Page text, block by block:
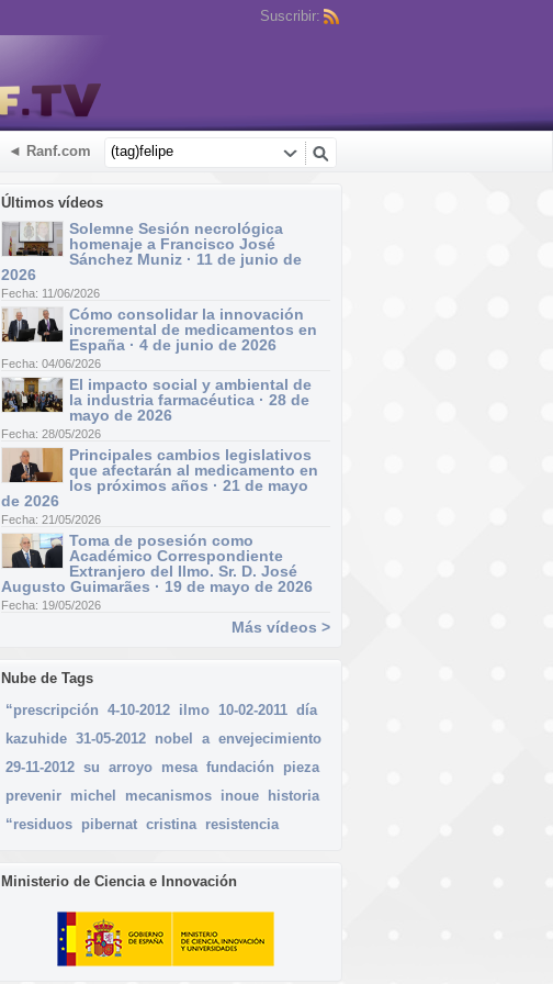
Suscribir:
◄ Ranf.com
Últimos vídeos
Solemne Sesión necrológica
homenaje a Francisco José
Sánchez Muniz · 11 de junio de
2026
Fecha: 11/06/2026
Cómo consolidar la innovación
incremental de medicamentos en
España · 4 de junio de 2026
Fecha: 04/06/2026
El impacto social y ambiental de
la industria farmacéutica · 28 de
mayo de 2026
Fecha: 28/05/2026
Principales cambios legislativos
que afectarán al medicamento en
los próximos años · 21 de mayo
de 2026
Fecha: 21/05/2026
Toma de posesión como
Académico Correspondiente
Extranjero del Ilmo. Sr. D. José
Augusto Guimarães · 19 de mayo de 2026
Fecha: 19/05/2026
Más vídeos >
Nube de Tags
“prescripción 4-10-2012 ilmo 10-02-2011 día
kazuhide 31-05-2012 nobel a envejecimiento
29-11-2012 su arroyo mesa fundación
pieza
prevenir michel mecanismos inoue
historia
“residuos pibernat cristina resistencia
Ministerio de Ciencia e Innovación